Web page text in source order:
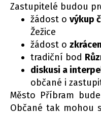
Zastupitelé budou
žádost o výkup
Žežice
žádost o
tradiční bod
diskusi a
občané i
Město Příbram
Občané tak mohou